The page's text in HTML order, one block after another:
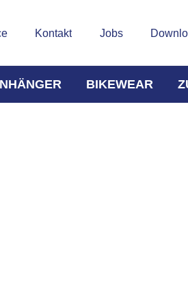
Kontakt Jobs
BIKEWEAR